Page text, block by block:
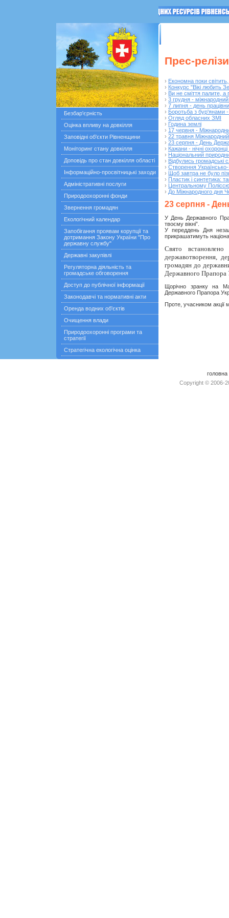
Безбар'єрність
Оцінка впливу на довкілля
Заповідні об'єкти Рівненщини
Моніторинг стану довкілля
Доповідь про стан довкілля області
Інформаційно-просвітницькі заходи
Адміністративні послуги
Природоохоронні фонди
Звернення громадян
Екологічний календар
Запобігання проявам корупції та
дотримання Закону України "Про
державну службу"
Державні закупівлі
Регуляторна діяльність та
громадське обговорення
Доступ до публічної інформації
Законодавчі та нормативні акти
Оренда водних об'єктів
Очищення влади
Природоохоронні програми та
стратегії
Стратегічна екологічна оцінка
Прес-релізи
› Економна поки
› Конкурс "Вікі любить
› Ви не сміття палите, а
› 3 грудня -
› 7 липня - день
› Боротьба з бур'янами -
› Огляд обласних ЗМІ
› Година землі
› 17 червня -
› 22 травня Міжнародний
› 23 серпня - День
› Кажани - нічні охоронці
› Національний
› Відбулись громадські
› Створення
› Щоб завтра не було
› Пластик і синтетика:
› Центральному
› До Міжнародного дня
23 серпня -
У День Державного
твоєму вікні”.
У переддень Дня
прикрашатимуть
Свято встановлено
державотворення,
громадян до
Державного Прапора
Щорічно зранку на
Державного Прапора
Проте, учасником акції
головна
Copyright © 2006-